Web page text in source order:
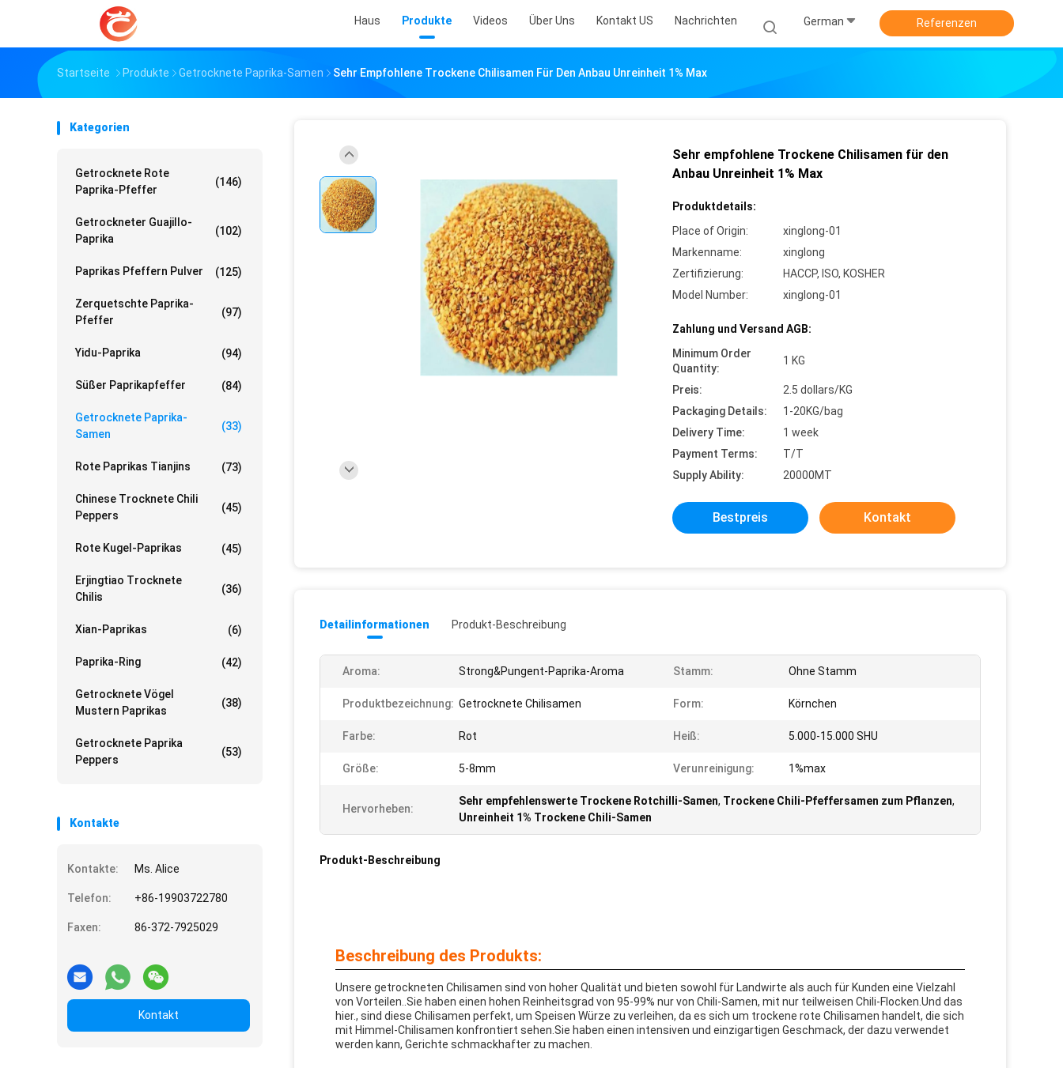
Haus Produkte Videos Über Uns Kontakt US Nachrichten German Referenzen
Startseite Produkte Getrocknete Paprika-Samen Sehr Empfohlene Trockene Chilisamen Für Den Anbau Unreinheit 1% Max
Kategorien
Getrocknete Rote
Paprika-Pfeffer
(146)
Getrockneter Guajillo-
Paprika
(102)
Paprikas Pfeffern Pulver (125)
Zerquetschte Paprika-
Pfeffer
(97)
Yidu-Paprika (94)
Süßer Paprikapfeffer (84)
Getrocknete Paprika-
Samen
(33)
Rote Paprikas Tianjins (73)
Chinese Trocknete Chili
Peppers
(45)
Rote Kugel-Paprikas (45)
Erjingtiao Trocknete
Chilis
(36)
Xian-Paprikas (6)
Paprika-Ring (42)
Getrocknete Vögel
Mustern Paprikas
(38)
Getrocknete Paprika
Peppers
(53)
Kontakte
Kontakte: Ms. Alice
Telefon: +86-19903722780
Faxen: 86-372-7925029
Kontakt
Sehr empfohlene Trockene Chilisamen für den
Anbau Unreinheit 1% Max
Produktdetails:
Place of Origin:
xinglong-01
Markenname:
xinglong
Zertifizierung:
HACCP, ISO, KOSHER
Model Number:
xinglong-01
Zahlung und Versand AGB:
Minimum Order
Quantity:
1 KG
Preis:
2.5 dollars/KG
Packaging Details:
1-20KG/bag
Delivery Time:
1 week
Payment Terms:
T/T
Supply Ability:
20000MT
Bestpreis Kontakt
Detailinformationen Produkt-Beschreibung
Aroma: Strong&Pungent-Paprika-Aroma Stamm: Ohne Stamm
Produktbezeichnung: Getrocknete Chilisamen Form: Körnchen
Farbe: Rot Heiß: 5.000-15.000 SHU
Größe: 5-8mm Verunreinigung: 1%max
Hervorheben:
Sehr empfehlenswerte Trockene Rotchilli-Samen, Trockene Chili-Pfeffersamen zum Pflanzen,
Unreinheit 1% Trockene Chili-Samen
Produkt-Beschreibung
Beschreibung des Produkts:
Unsere getrockneten Chilisamen sind von hoher Qualität und bieten sowohl für Landwirte als auch für Kunden eine Vielzahl
von Vorteilen..Sie haben einen hohen Reinheitsgrad von 95-99% nur von Chili-Samen, mit nur teilweisen Chili-Flocken.Und das
hier., sind diese Chilisamen perfekt, um Speisen Würze zu verleihen, da es sich um trockene rote Chilisamen handelt, die sich
mit Himmel-Chilisamen konfrontiert sehen.Sie haben einen intensiven und einzigartigen Geschmack, der dazu verwendet
werden kann, Gerichte schmackhafter zu machen.